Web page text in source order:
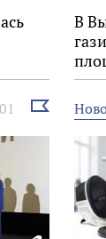
В
Выбрать
новость